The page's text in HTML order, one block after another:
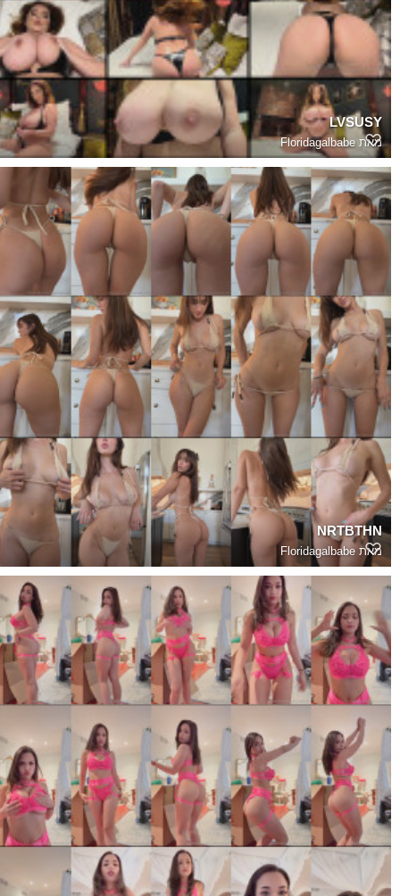
LVSUSY
מאתFloridagalbabe
NRTBTHN
מאתFloridagalbabe